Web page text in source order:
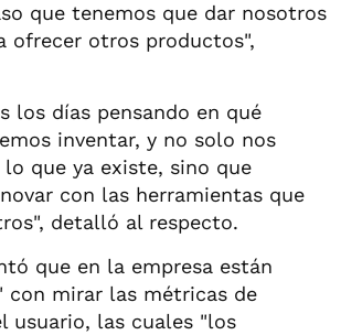
que tenemos que dar nosotros
ofrecer otros productos",
los días pensando en qué
inventar, y no solo nos
que ya existe, sino que
con las herramientas que
detalló al respecto.
que en la empresa están
con mirar las métricas de
usuario, las cuales "los